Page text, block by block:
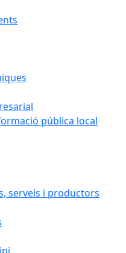
pública local
serveis i productors